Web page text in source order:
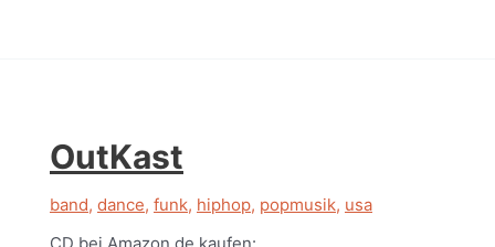
OutKast
band, dance, funk, hiphop, popmusik, usa